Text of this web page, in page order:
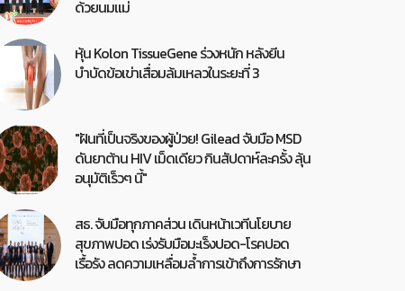
ด้วยนมแม่
หุ้น Kolon TissueGene ร่วงหนัก หลังยีน
บำบัดข้อเข่าเสื่อมล้มเหลวในระยะที่ 3
"ฝันที่เป็นจริงของผู้ป่วย! Gilead จับมือ MSD
ดันยาต้าน HIV เม็ดเดียว กินสัปดาห์ละครั้ง ลุ้น
อนุมัติเร็วๆ นี้"
สธ. จับมือทุกภาคส่วน เดินหน้าเวทีนโยบาย
สุขภาพปอด เร่งรับมือมะเร็งปอด-โรคปอด
เรื้อรัง ลดความเหลื่อมล้ำการเข้าถึงการรักษา